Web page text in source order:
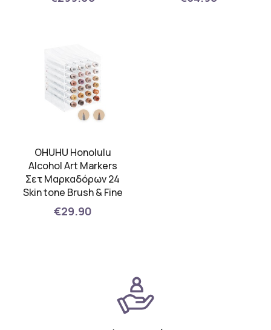
OHUHU Honolulu
Alcohol Art Markers
Σετ Μαρκαδόρων 24
Skin tone Brush & Fine
€29.90